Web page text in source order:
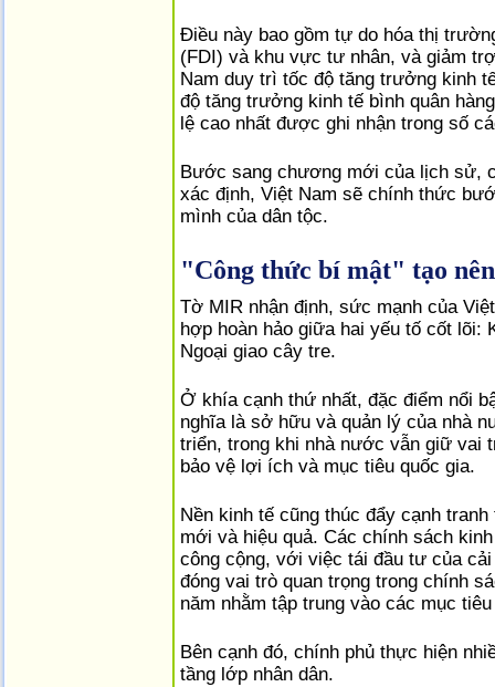
Điều này bao gồm tự do hóa thị
(FDI) và khu vực tư nhân, và giảm
Nam duy trì tốc độ tăng trưởng kinh
độ tăng trưởng kinh tế bình quân
lệ cao nhất được ghi nhận trong số
Bước sang chương mới của lịch sử,
xác định, Việt Nam sẽ chính thức
mình của dân tộc.
"Công thức bí mật" tạo
Tờ MIR nhận định, sức mạnh của
hợp hoàn hảo giữa hai yếu tố cốt lõi:
Ngoại giao cây tre.
Ở khía cạnh thứ nhất, đặc điểm nổi
nghĩa là sở hữu và quản lý của nhà
triển, trong khi nhà nước vẫn giữ vai
bảo vệ lợi ích và mục tiêu quốc gia.
Nền kinh tế cũng thúc đẩy cạnh
mới và hiệu quả. Các chính sách
công cộng, với việc tái đầu tư của
đóng vai trò quan trọng trong chính
năm nhằm tập trung vào các mục
Bên cạnh đó, chính phủ thực hiện
tầng lớp nhân dân.